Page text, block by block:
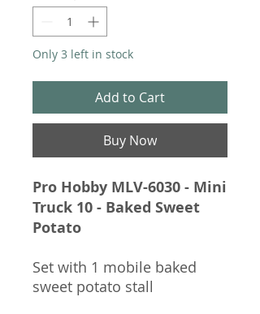
Only 3 left in stock
Add to Cart
Buy Now
Pro Hobby MLV-6030 - Mini
Truck 10 - Baked Sweet
Potato
Set with 1 mobile baked
sweet potato stall